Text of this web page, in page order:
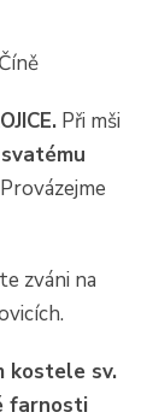
Při mši
zváni na
kostele sv.
farnosti